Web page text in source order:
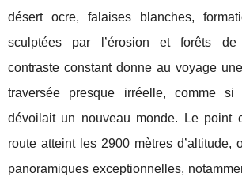
désert ocre, falaises blanches,
sculptées par l’érosion et forêts de
contraste constant donne au voyage
traversée presque irréelle, comme si
dévoilait un nouveau monde. Le point
route atteint les 2900 mètres d’altitude,
panoramiques exceptionnelles,